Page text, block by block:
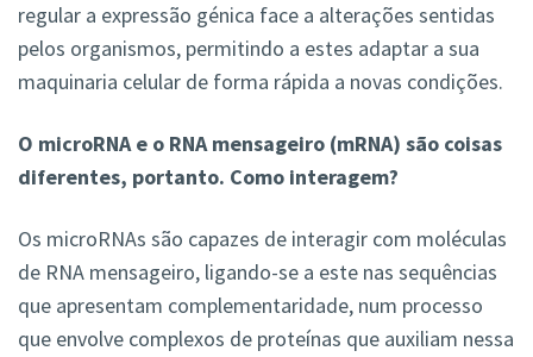
regular a expressão génica face a alterações sentidas
pelos organismos, permitindo a estes adaptar a sua
maquinaria celular de forma rápida a novas condições.
O microRNA e o RNA mensageiro (mRNA) são coisas
diferentes, portanto. Como interagem?
Os microRNAs são capazes de interagir com moléculas
de RNA mensageiro, ligando-se a este nas sequências
que apresentam complementaridade, num processo
que envolve complexos de proteínas que auxiliam nessa